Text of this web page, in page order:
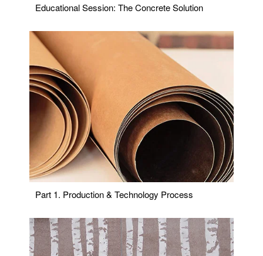
Educational Session: The Concrete Solution
Part 1. Production & Technology Process